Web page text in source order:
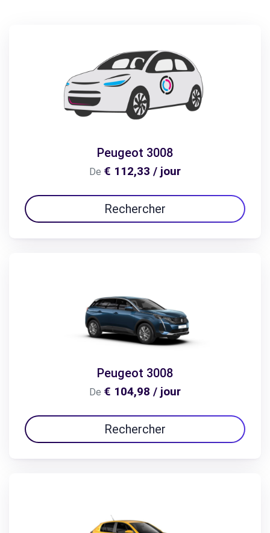
Peugeot 3008
De € 112,33 / jour
Rechercher
Peugeot 3008
De € 104,98 / jour
Rechercher